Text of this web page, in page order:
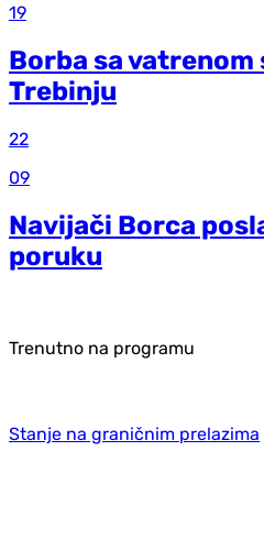
19
Borba sa
Trebinju
22
09
Navijači Borca
poruku
Trenutno na programu
Stanje na graničnim prelazima